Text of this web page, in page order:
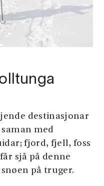
destinasjonar
med
fjord, fjell, foss
sjå på denne
på truger.